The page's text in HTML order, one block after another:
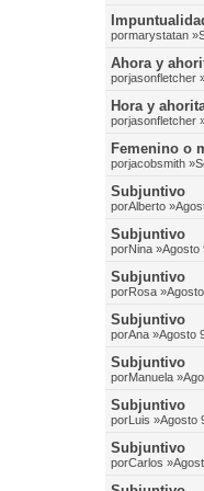
pormarystatan
Ahora y
porjasonfletcher
Hora y
porjasonfletcher
Femenino o
porjacobsmith
Subjuntivo
porAlberto
Subjuntivo
porNina »Agosto
Subjuntivo
porRosa
Subjuntivo
porAna »Agosto
Subjuntivo
porManuela
Subjuntivo
porLuis »Agosto
Subjuntivo
porCarlos